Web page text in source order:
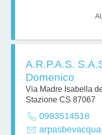
A.R.P.A.S.
Domenico
Via Madre Isabella
Stazione CS 87067
0983514518